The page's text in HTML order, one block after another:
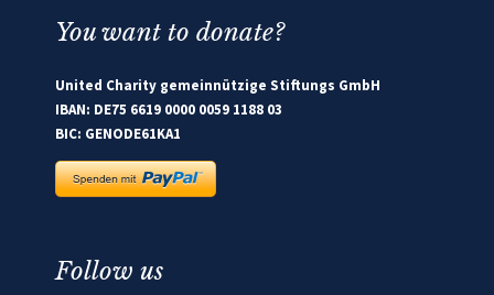
You want to donate?
United Charity gemeinnützige Stiftungs GmbH
IBAN: DE75 6619 0000 0059 1188 03
BIC: GENODE61KA1
Follow us